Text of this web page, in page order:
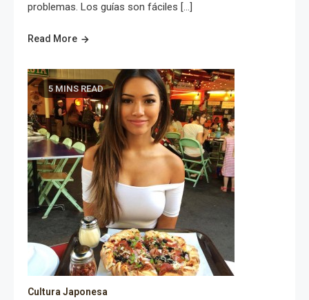
problemas. Los guías son fáciles […]
Read More
5 MINS READ
Cultura Japonesa